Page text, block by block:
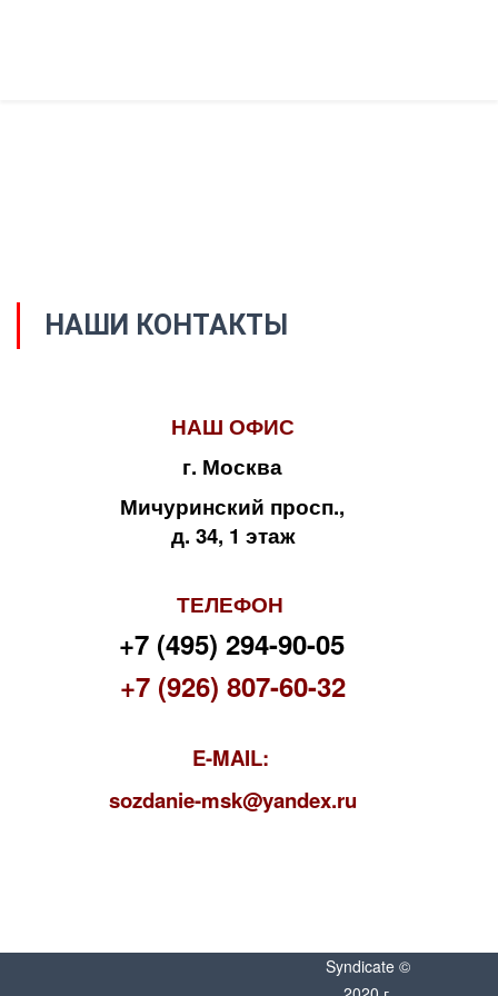
НАШИ КОНТАКТЫ
НАШ ОФИС
г. Москва
Мичуринский просп.,
д. 34, 1 этаж
ТЕЛЕФОН
+7 (495) 294-90-05
+7 (926) 807-60-32
E-MAIL:
sozdanie-msk@yandex.ru
Syndicate ©